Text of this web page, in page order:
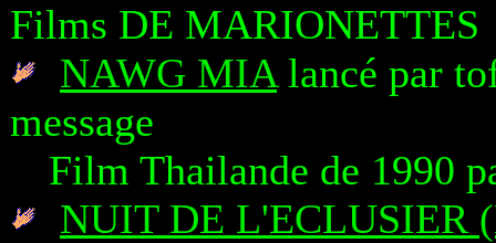
Films DE MARIONETTES
NAWG MIAlancé par
message
Film Thailande de 1990
NUIT DE L'ECLUSIER